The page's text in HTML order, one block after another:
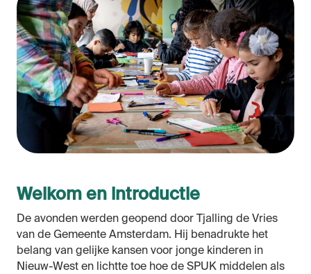
Welkom en introductie
De avonden werden geopend door Tjalling de Vries
van de Gemeente Amsterdam. Hij benadrukte het
belang van gelijke kansen voor jonge kinderen in
Nieuw-West en lichtte toe hoe de SPUK middelen als